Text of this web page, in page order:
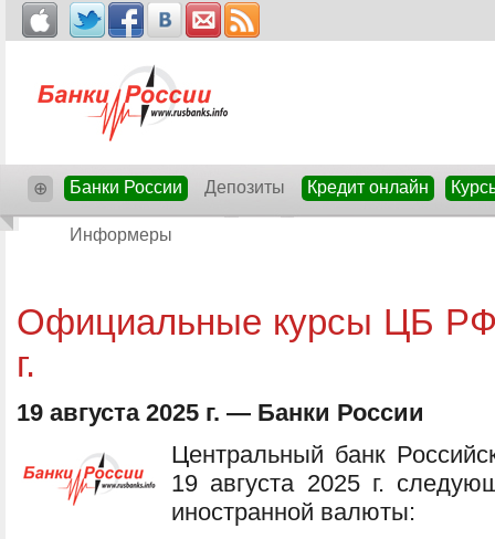
⊕ Банки России Депозиты Кредит онлайн
Информеры
Официальные курсы ЦБ РФ
г.
19 августа 2025 г. — Банки России
Центральный банк
19 августа 2025 г.
иностранной валюты: